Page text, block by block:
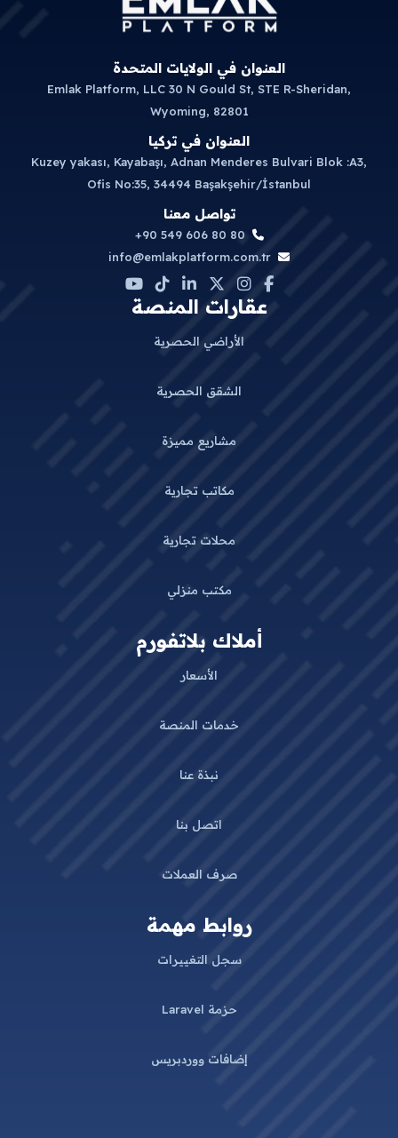
العنوان في الولايات المتحدة
Emlak Platform, LLC 30 N Gould St, STE R-Sheridan,
Wyoming, 82801
العنوان في تركيا
Kuzey yakası, Kayabaşı, Adnan Menderes Bulvari Blok :A3,
Ofis No:35, 34494 Başakşehir/İstanbul
تواصل معنا
+90 549 606 80 80
info@emlakplatform.com.tr
عقارات المنصة
الأراضي الحصرية
الشقق الحصرية
مشاريع مميزة
مكاتب تجارية
محلات تجارية
مكتب منزلي
أملاك بلاتفورم
الأسعار
خدمات المنصة
نبذة عنا
اتصل بنا
صرف العملات
روابط مهمة
سجل التغييرات
حزمة Laravel
إضافات ووردبريس